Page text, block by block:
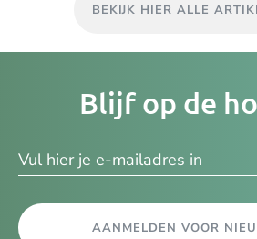
BEKIJK HIER ALLE
Blijf op de
AANMELDEN VOOR